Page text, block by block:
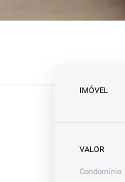
IMÓVEL
VALOR
Condomínio